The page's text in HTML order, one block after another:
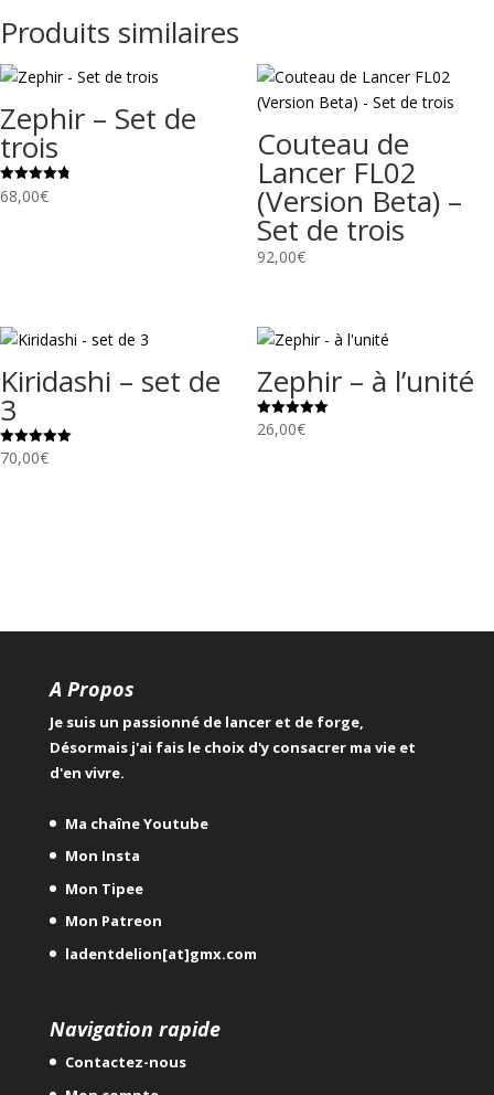
Produits similaires
Zephir – Set de
trois
Note
4.75
68,00€
Couteau de
Lancer FL02
(Version Beta) –
Set de trois
92,00€
Kiridashi – set de
3
Note
5.00
70,00€
Zephir – à l’unité
Note
5.00
26,00€
A Propos
Je suis un passionné de lancer et de forge,
Désormais j'ai fais le choix d'y consacrer ma vie et
d'en vivre.
Ma chaîne Youtube
Mon Insta
Mon Tipee
Mon Patreon
ladentdelion[at]gmx.com
Navigation rapide
Contactez-nous